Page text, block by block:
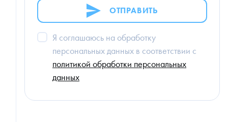
ОТПРАВИТЬ
Я соглашаюсь на обработку
персональных данных в соответствии с
политикой обработки персональных
данных